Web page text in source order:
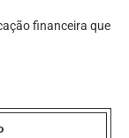
financeira que